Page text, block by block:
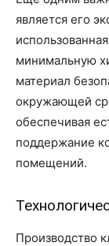
является его
минимальную
материал
окружающей
обеспечивая
поддержание
помещений.
Производство